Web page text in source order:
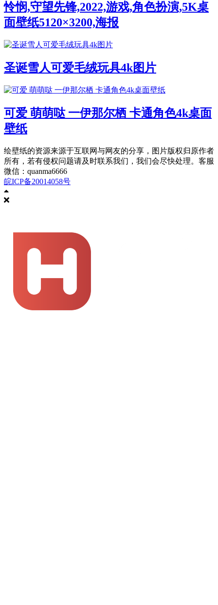
怜悯,守望先锋,2022,游戏,角色扮演,5K桌
面壁纸5120×3200,海报
圣诞雪人可爱毛绒玩具4k图片
可爱 萌萌哒 一伊那尔栖 卡通角色4k桌面
壁纸
绘壁纸的资源来源于互联网与网友的分享，图片版权归原作者
所有，若有侵权问题请及时联系我们，我们会尽快处理。客服
微信：quanma6666
皖ICP备20014058号